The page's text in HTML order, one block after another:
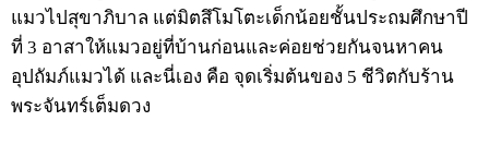
แมวไปสุขาภิบาล แต่มิตสึโมโตะเด็กน้อยชั้นประถมศึกษาปี
ที่ 3 อาสาให้แมวอยู่ที่บ้านก่อนและค่อยช่วยกันจนหาคน
อุปถัมภ์แมวได้ และนี่เอง คือ จุดเริ่มต้นของ 5 ชีวิตกับร้าน
พระจันทร์เต็มดวง